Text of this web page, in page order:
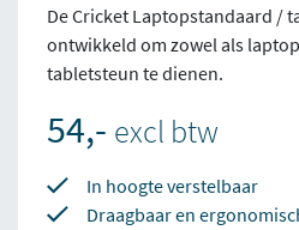
De Cricket Laptopstandaard /
ontwikkeld om zowel als
tabletsteun te dienen.
54,- excl btw
In hoogte verstelbaar
Draagbaar en